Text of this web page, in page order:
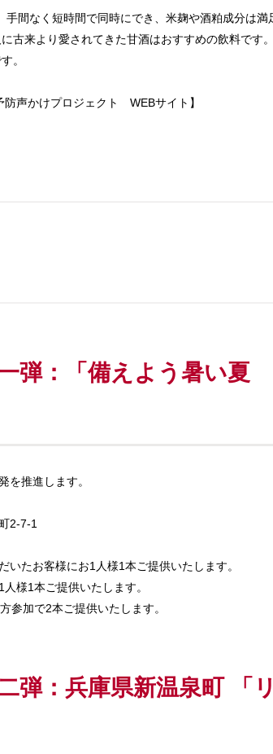
間なく短時間で同時にでき、米麹や酒粕成分は
来より愛されてきた甘酒はおすすめの飲料です。
。
声かけプロジェクト WEBサイト】
一弾：「備えよう暑い
を推進します。
2-7-1
たお客様にお1人様1本ご提供いたします。
様1本ご提供いたします。
加で2本ご提供いたします。
弾：兵庫県新温泉町 「